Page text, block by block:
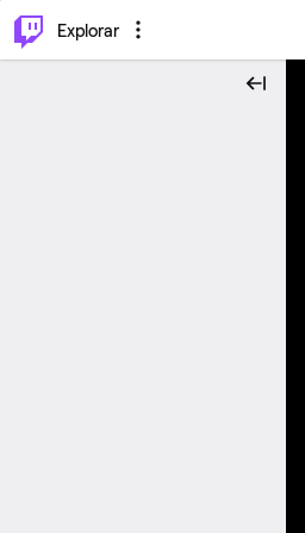
Explorar